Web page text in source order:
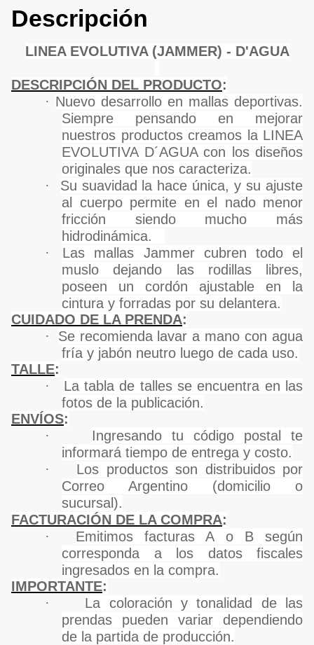
Descripción
LINEA EVOLUTIVA (JAMMER) - D'AGUA
DESCRIPCIÓN DEL PRODUCTO:
· Nuevo desarrollo en mallas deportivas.
Siempre pensando en mejorar
nuestros productos creamos la LINEA
EVOLUTIVA D´AGUA con los diseños
originales que nos caracteriza.
·
Su suavidad la hace única, y su ajuste
al cuerpo permite en el nado menor
fricción siendo mucho más
hidrodinámica.
·
Las mallas Jammer cubren todo el
muslo dejando las rodillas libres,
poseen un cordón ajustable en la
cintura y forradas por su delantera.
CUIDADO DE LA PRENDA:
·
Se recomienda lavar a mano con agua
fría y jabón neutro luego de cada uso.
TALLE:
·
La tabla de talles se encuentra en las
fotos de la publicación.
ENVÍOS:
·
Ingresando tu código postal te
informará tiempo de entrega y costo.
·
Los productos son distribuidos por
Correo Argentino (domicilio o
sucursal).
FACTURACIÓN DE LA COMPRA:
·
Emitimos facturas A o B según
corresponda a los datos fiscales
ingresados en la compra.
IMPORTANTE:
·
La coloración y tonalidad de las
prendas pueden variar dependiendo
de la partida de producción.